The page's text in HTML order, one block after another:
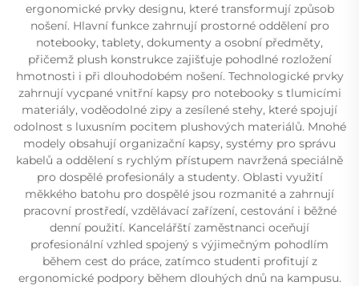
ergonomické prvky designu, které transformují způsob
nošení. Hlavní funkce zahrnují prostorné oddělení pro
notebooky, tablety, dokumenty a osobní předměty,
přičemž plush konstrukce zajišťuje pohodlné rozložení
hmotnosti i při dlouhodobém nošení. Technologické prvky
zahrnují vycpané vnitřní kapsy pro notebooky s tlumicími
materiály, voděodolné zipy a zesílené stehy, které spojují
odolnost s luxusním pocitem plushových materiálů. Mnohé
modely obsahují organizační kapsy, systémy pro správu
kabelů a oddělení s rychlým přístupem navržená speciálně
pro dospělé profesionály a studenty. Oblasti využití
měkkého batohu pro dospělé jsou rozmanité a zahrnují
pracovní prostředí, vzdělávací zařízení, cestování i běžné
denní použití. Kancelářští zaměstnanci oceňují
profesionální vzhled spojený s výjimečným pohodlím
během cest do práce, zatímco studenti profitují z
ergonomické podpory během dlouhých dnů na kampusu.